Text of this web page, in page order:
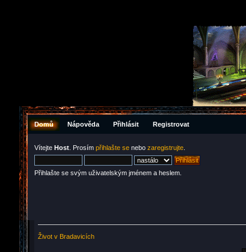
Domů Nápověda Přihlásit Registrovat
Vítejte Host . Prosím přihlašte se nebo zaregistrujte
Přihlašte se svým uživatelským jménem a heslem.
Život v Bradavicích